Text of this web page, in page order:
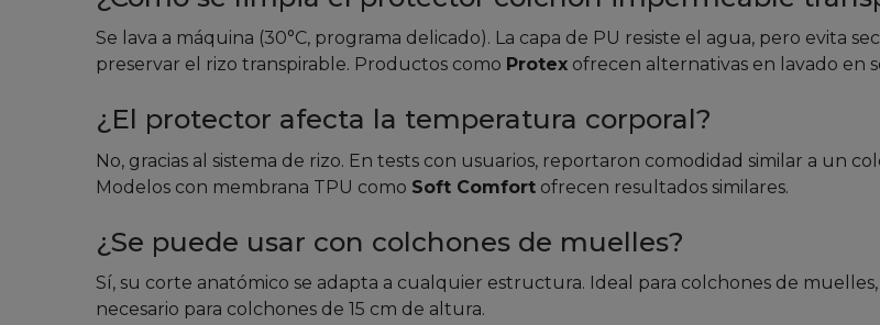
Se lava a máquina (30°C, programa delicado). La capa de PU resiste el agua, pero evita
preservar el rizo transpirable. Productos como Protex ofrecen alternativas en lavado en
¿El protector afecta la temperatura corporal?
No, gracias al sistema de rizo. En tests con usuarios, reportaron comodidad similar a un
Modelos con membrana TPU como Soft Comfort ofrecen resultados similares.
¿Se puede usar con colchones de muelles?
Sí, su corte anatómico se adapta a cualquier estructura. Ideal para colchones de
necesario para colchones de 15 cm de altura.